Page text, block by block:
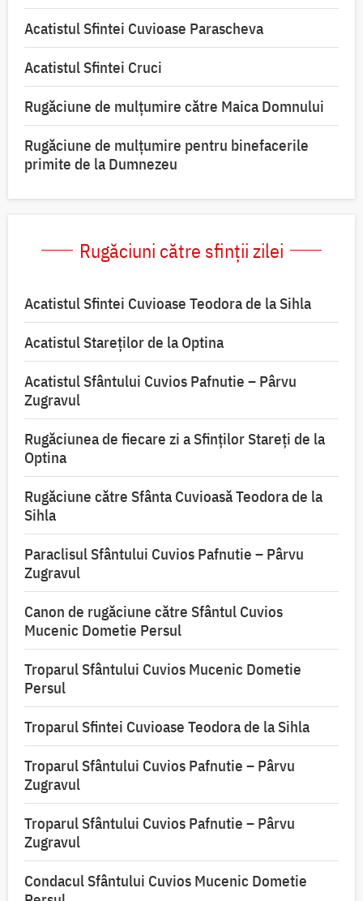
Acatistul Sfintei Cuvioase Parascheva
Acatistul Sfintei Cruci
Rugăciune de mulţumire către Maica Domnului
Rugăciune de mulțumire pentru binefacerile
primite de la Dumnezeu
Rugăciuni către sfinții zilei
Acatistul Sfintei Cuvioase Teodora de la Sihla
Acatistul Stareţilor de la Optina
Acatistul Sfântului Cuvios Pafnutie – Pârvu
Zugravul
Rugăciunea de fiecare zi a Sfinților Stareți de la
Optina
Rugăciune către Sfânta Cuvioasă Teodora de la
Sihla
Paraclisul Sfântului Cuvios Pafnutie – Pârvu
Zugravul
Canon de rugăciune către Sfântul Cuvios
Mucenic Dometie Persul
Troparul Sfântului Cuvios Mucenic Dometie
Persul
Troparul Sfintei Cuvioase Teodora de la Sihla
Troparul Sfântului Cuvios Pafnutie – Pârvu
Zugravul
Troparul Sfântului Cuvios Pafnutie – Pârvu
Zugravul
Condacul Sfântului Cuvios Mucenic Dometie